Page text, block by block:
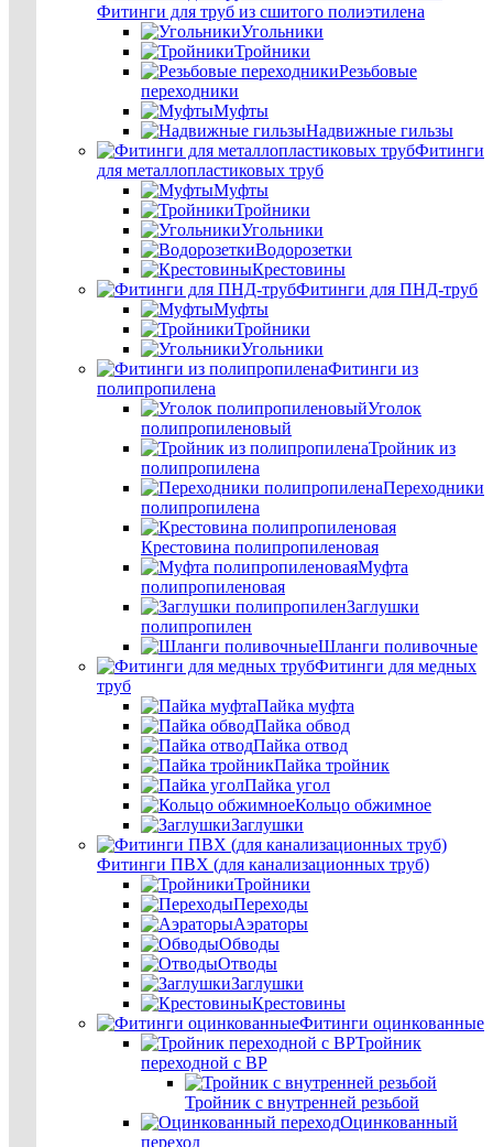
Фитинги для труб из сшитого полиэтилена
Угольники
Тройники
Резьбовые
переходники
Муфты
Надвижные гильзы
Фитинги
для металлопластиковых труб
Муфты
Тройники
Угольники
Водорозетки
Крестовины
Фитинги для ПНД-труб
Муфты
Тройники
Угольники
Фитинги из
полипропилена
Уголок
полипропиленовый
Тройник из
полипропилена
Переходники
полипропилена
Крестовина полипропиленовая
Муфта
полипропиленовая
Заглушки
полипропилен
Шланги поливочные
Фитинги для медных
труб
Пайка муфта
Пайка обвод
Пайка отвод
Пайка тройник
Пайка угол
Кольцо обжимное
Заглушки
Фитинги ПВХ (для канализационных труб)
Тройники
Переходы
Аэраторы
Обводы
Отводы
Заглушки
Крестовины
Фитинги оцинкованные
Тройник
переходной с ВР
Тройник с внутренней резьбой
Оцинкованный
переход